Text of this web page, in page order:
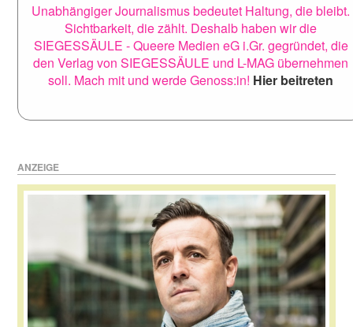
Unabhängiger Journalismus bedeutet Haltung, die bleibt.
Sichtbarkeit, die zählt. Deshalb haben wir die
SIEGESSÄULE - Queere Medien eG i.Gr. gegründet, die
den Verlag von SIEGESSÄULE und L-MAG übernehmen
soll. Mach mit und werde Genoss:in! Hier beitreten
ANZEIGE